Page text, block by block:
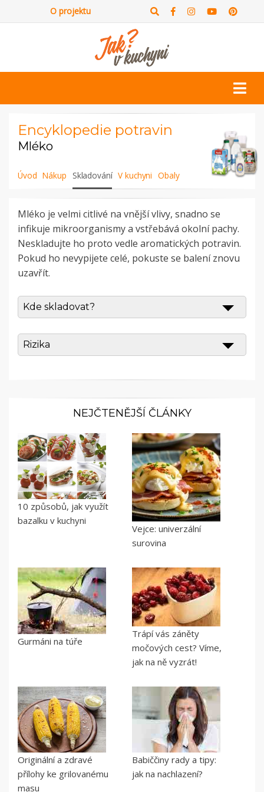
O projektu
Encyklopedie potravin
Mléko
Úvod Nákup Skladování V kuchyni Obaly
Mléko je velmi citlivé na vnější vlivy, snadno se
infikuje mikroorganismy a vstřebává okolní pachy.
Neskladujte ho proto vedle aromatických potravin.
Pokud ho nevypijete celé, pokuste se balení znovu
uzavřít.
Kde skladovat?
Rizika
NEJČTENĚJŠÍ ČLÁNKY
10 způsobů, jak využít
bazalku v kuchyni
Vejce: univerzální
surovina
Gurmáni na túře
Trápí vás záněty
močových cest? Víme,
jak na ně vyzrát!
Originální a zdravé
přílohy ke grilovanému
masu
Babiččiny rady a tipy:
jak na nachlazení?